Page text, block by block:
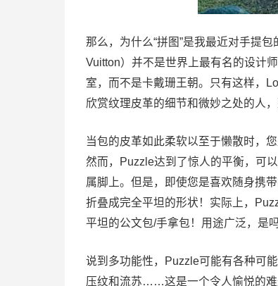
那么，为什么“拼图”是我最近对手提
Vuitton）并不是世界上最有名的设计
室，而不是卡戴珊王朝。只有这样，
欣赏纹理皮革的细节和微妙之处的人，
当包的皮革如此柔软以至于懒散时，
然而，Puzzle达到了惊人的平衡，可
属脚上。但是，即使您是喜欢随身携
折叠成完全平坦的形状！实际上，
平坦的公文包/手拿包！用途广泛，是吗
说到多功能性，Puzzle可能有各种可
压纹和流苏……这是一个令人愉悦的难